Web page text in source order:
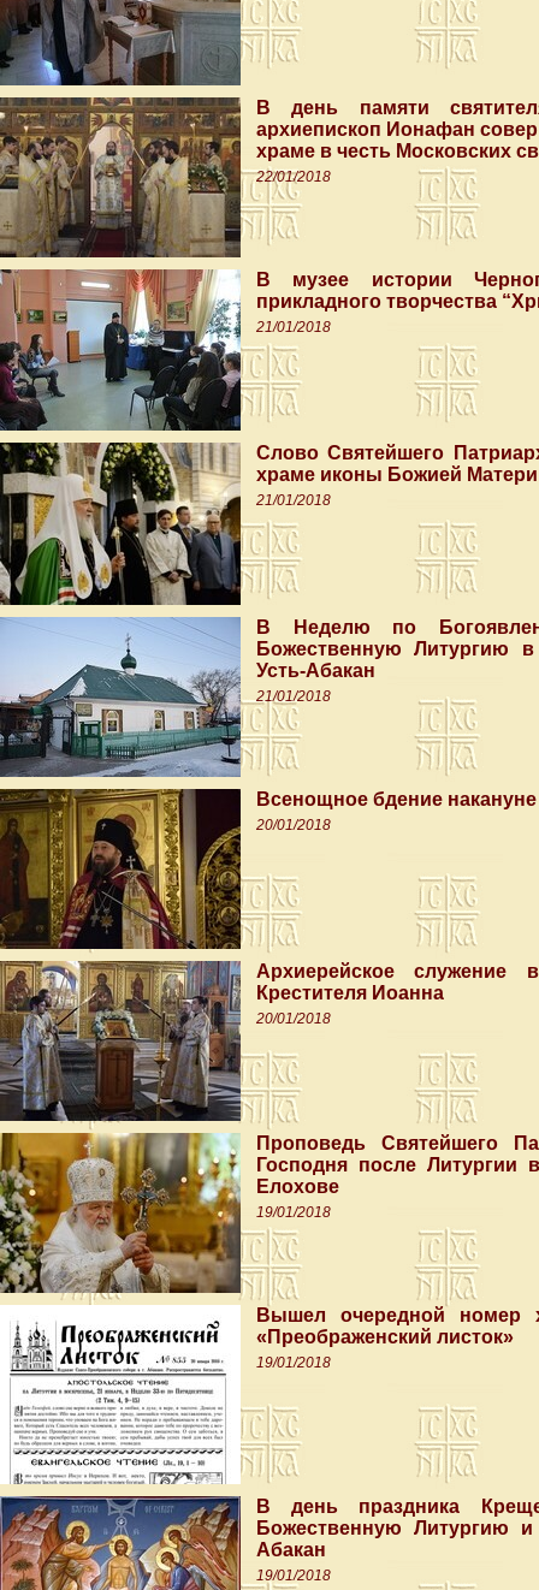
В день памяти
архиепископ Ионафан
храме в честь Московских
22/01/2018
В музее истории
прикладного творчества
21/01/2018
Слово Святейшего
храме иконы Божией
21/01/2018
В Неделю по
Божественную Литургию
Усть-Абакан
21/01/2018
Всенощное бдение
20/01/2018
Архиерейское
Крестителя Иоанна
20/01/2018
Проповедь Святейшего
Господня после Литургии
Елохове
19/01/2018
Вышел очередной номер
«Преображенский листок»
19/01/2018
В день праздника
Божественную Литургию
Абакан
19/01/2018